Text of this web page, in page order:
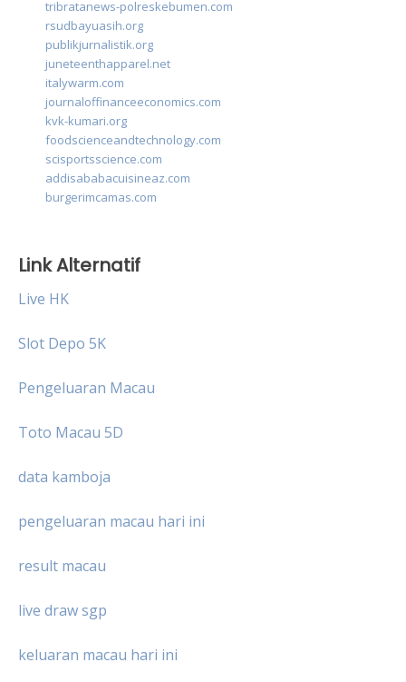
tribratanews-polreskebumen.com
rsudbayuasih.org
publikjurnalistik.org
juneteenthapparel.net
italywarm.com
journaloffinanceeconomics.com
kvk-kumari.org
foodscienceandtechnology.com
scisportsscience.com
addisababacuisineaz.com
burgerimcamas.com
Link Alternatif
Live HK
Slot Depo 5K
Pengeluaran Macau
Toto Macau 5D
data kamboja
pengeluaran macau hari ini
result macau
live draw sgp
keluaran macau hari ini